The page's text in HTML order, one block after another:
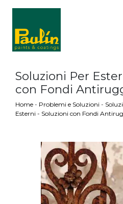
Soluzioni Per
con Fondi
Home - Problemi e Soluzioni -
Esterni - Soluzioni con Fondi